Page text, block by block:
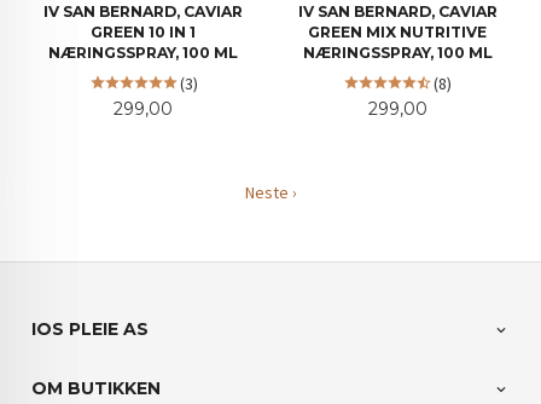
IV SAN BERNARD, CAVIAR
GREEN 10 IN 1
NÆRINGSSPRAY, 100 ML
(3)
Pris
299,00
IV SAN BERNARD, CAVIAR
GREEN MIX NUTRITIVE
NÆRINGSSPRAY, 100 ML
(8)
Pris
299,00
Neste ›
IOS PLEIE AS
OM BUTIKKEN